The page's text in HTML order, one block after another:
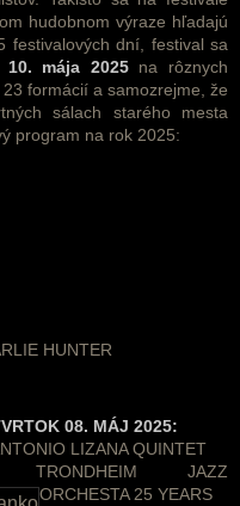
hudobnom výraze hľadajú
festivalových dní, festival sa
mája 2025na rôznych
formácií a samozrejme, že
sálach starého mesta
program na rok 2025:
HUNTER
08. MÁJ 2025:
LIZANA QUINTET
JAZZ
ORCHESTA 25 YEARS